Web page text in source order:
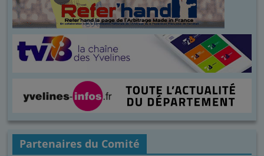
Partenaires du Comité